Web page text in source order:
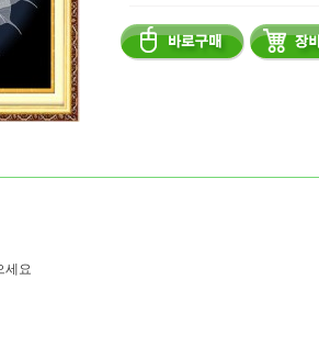
세요